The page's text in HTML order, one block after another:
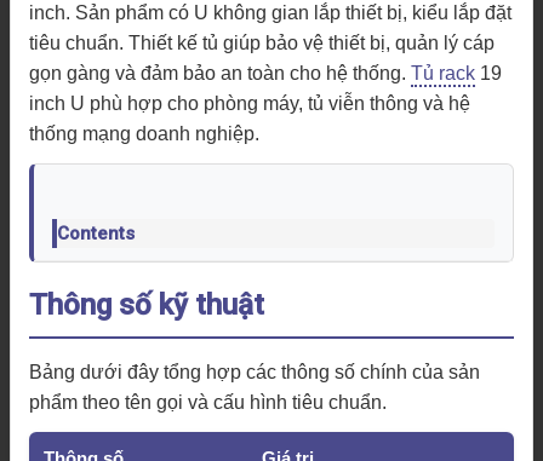
inch. Sản phẩm có U không gian lắp thiết bị, kiểu lắp đặt
tiêu chuẩn. Thiết kế tủ giúp bảo vệ thiết bị, quản lý cáp
gọn gàng và đảm bảo an toàn cho hệ thống. Tủ rack 19
inch U phù hợp cho phòng máy, tủ viễn thông và hệ
thống mạng doanh nghiệp.
Contents
Thông số kỹ thuật
Bảng dưới đây tổng hợp các thông số chính của sản
phẩm theo tên gọi và cấu hình tiêu chuẩn.